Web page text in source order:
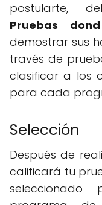
postularte,
Pruebas
demostrar sus
través de
clasificar a los
para cada
Selección
Después de
calificará tu